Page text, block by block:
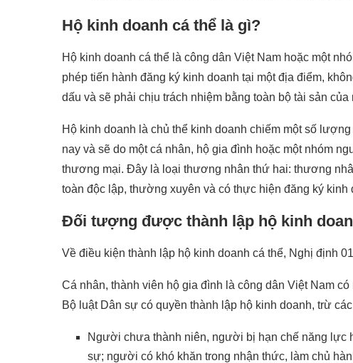
Hộ kinh doanh cá thể là gì?
Hộ kinh doanh cá thể là công dân Việt Nam hoặc một
phép tiến hành đăng ký kinh doanh tại một địa điểm,
dấu và sẽ phải chịu trách nhiệm bằng toàn bộ tài sản
Hộ kinh doanh là chủ thể kinh doanh chiếm một số
nay và sẽ do một cá nhân, hộ gia đình hoặc một nhóm
thương mại. Đây là loại thương nhân thứ hai: thương
toàn độc lập, thường xuyên và có thực hiện đăng ký kinh
Đối tượng được thành lập hộ kinh
Về điều kiện thành lập hộ kinh doanh cá thể, Nghị định
Cá nhân, thành viên hộ gia đình là công dân Việt Nam
Bộ luật Dân sự có quyền thành lập hộ kinh doanh, trừ
Người chưa thành niên, người bị hạn chế năng lực
sự; người có khó khăn trong nhận thức, làm chủ